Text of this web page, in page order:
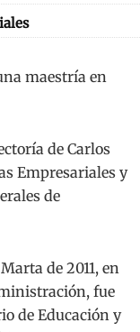
maestría en
de Carlos
Empresariales y
de
de 2011, en
fue
de Educación y